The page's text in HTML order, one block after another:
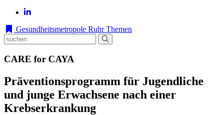
Gesundheitsmetropole Ruhr Themen
CARE for CAYA
Präventionsprogramm für Jugendliche
und junge Erwachsene nach einer
Krebserkrankung